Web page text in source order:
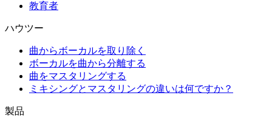
教育者
ハウツー
曲からボーカルを取り除く
ボーカルを曲から分離する
曲をマスタリングする
ミキシングとマスタリングの違いは何ですか？
製品